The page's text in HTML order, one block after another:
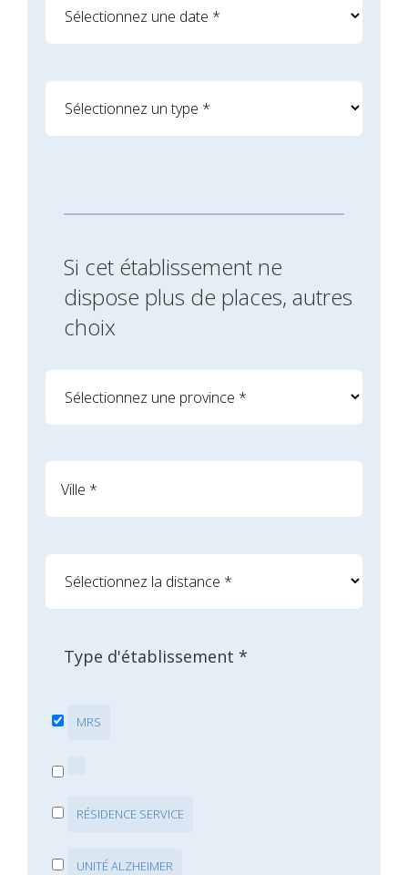
Si cet établissement ne
dispose plus de places, autres
choix
Type d'établissement *
MRS
RÉSIDENCE SERVICE
UNITÉ ALZHEIMER